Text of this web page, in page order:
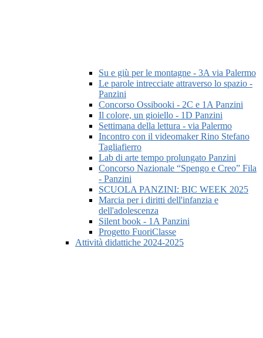
Su e giù per le montagne - 3A via Palermo
Le parole intrecciate attraverso lo spazio -
Panzini
Concorso Ossibooki - 2C e 1A Panzini
Il colore, un gioiello - 1D Panzini
Settimana della lettura - via Palermo
Incontro con il videomaker Rino Stefano
Tagliafierro
Lab di arte tempo prolungato Panzini
Concorso Nazionale “Spengo e Creo” Fila
- Panzini
SCUOLA PANZINI: BIC WEEK 2025
Marcia per i diritti dell'infanzia e
dell'adolescenza
Silent book - 1A Panzini
Progetto FuoriClasse
Attività didattiche 2024-2025